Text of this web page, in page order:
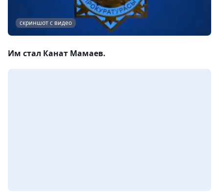
скриншот с видео
Им стал Канат Мамаев.